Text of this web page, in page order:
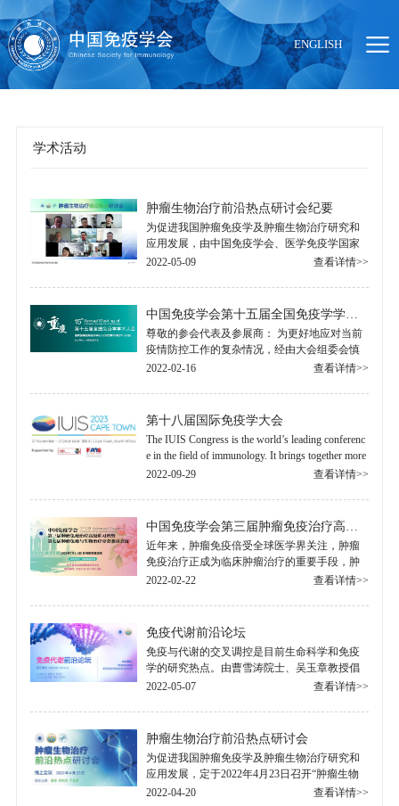
ENGLISH
学术活动
肿瘤生物治疗前沿热点研讨会纪要
为促进我国肿瘤免疫学及肿瘤生物治疗研究和
应用发展，由中国免疫学会、医学免疫学国家
重点实验室、《中国肿瘤生物治疗杂志》联合
查看详情>>
2022-05-09
中国免疫学会第十五届全国免疫学学术大会（会议取消）
尊敬的参会代表及参展商： 为更好地应对当前
疫情防控工作的复杂情况，经由大会组委会慎
重研讨决议，取消原定于2022年12月27-30日在
查看详情>>
2022-02-16
第十八届国际免疫学大会
The IUIS Congress is the world’s leading conferenc
e in the field of immunology. It brings together more
than 5,000 immunologists from universities, health p
查看详情>>
2022-09-29
中国免疫学会第三届肿瘤免疫治疗高级讲习班暨第七届肿瘤免疫与生物治疗分会委员会议
近年来，肿瘤免疫倍受全球医学界关注，肿瘤
免疫治疗正成为临床肿瘤治疗的重要手段，肿
瘤免疫的研究也成为全球医学研究重点发展方
的.....
查看详情>>
2022-02-22
免疫代谢前沿论坛
免疫与代谢的交叉调控是目前生命科学和免疫
学的研究热点。由曹雪涛院士、吴玉章教授倡
议，为促进我国免疫学特别是在免疫代谢领域
查看详情>>
2022-05-07
肿瘤生物治疗前沿热点研讨会
为促进我国肿瘤免疫学及肿瘤生物治疗研究和
应用发展，定于2022年4月23日召开“肿瘤生物
治疗前沿热点研讨会”。本次会议由中国免疫学
查看详情>>
2022-04-20